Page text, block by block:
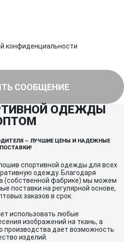
конфиденциальности
СООБЩЕНИЕ
ОДЕЖДЫ
– ЛУЧШИЕ ЦЕНЫ И НАДЕЖНЫЕ
ПОСТАВКИ!
спортивной одежды для всех
одежду. Благодаря
(собственной фабрике) мы можем
поставки на регулярной основе,
заказов в срок.
использовать любые
изображений на ткань, а
производства дает возможность
изделий.